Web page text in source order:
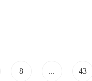
8 ... 43